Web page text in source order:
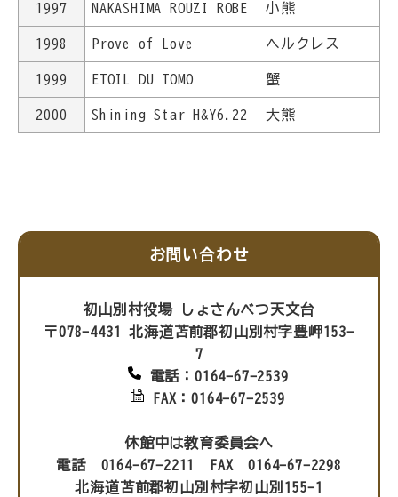
1997 NAKASHIMA ROUZI ROBE 小熊
1998 Prove of Love ヘルクレス
1999 ETOIL DU TOMO 蟹
2000 Shining Star H&Y6.22 大熊
お問い合わせ
初山別村役場 しょさんべつ天文台
〒078-4431 北海道苫前郡初山別村字豊岬153-
7
電話：0164-67-2539
FAX：0164-67-2539
休館中は教育委員会へ
電話 0164-67-2211 FAX 0164-67-2298
北海道苫前郡初山別村字初山別155-1